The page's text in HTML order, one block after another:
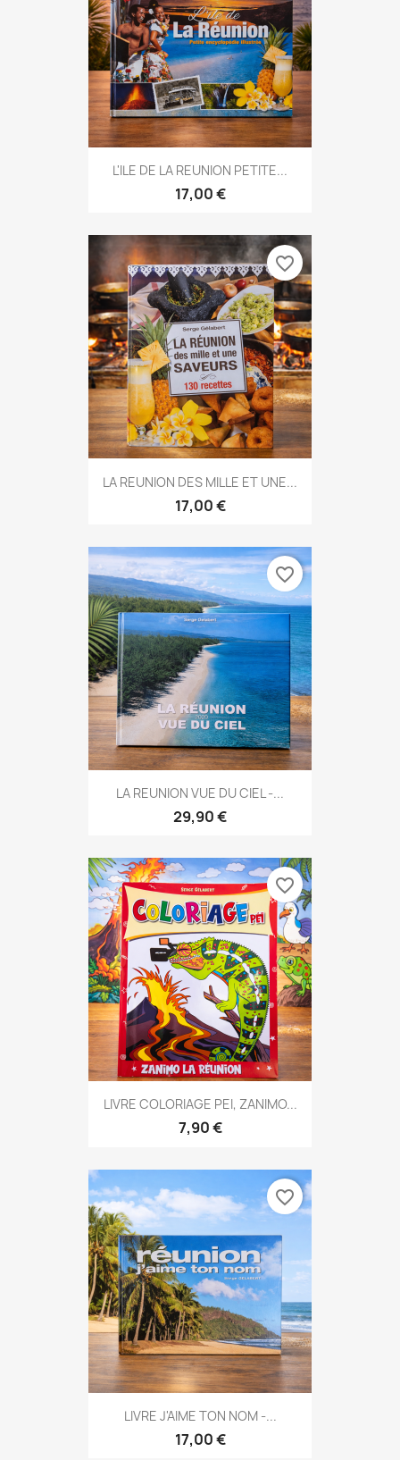
L'ILE DE LA REUNION PETITE...
17,00 €
LA REUNION DES MILLE ET UNE...
17,00 €
favorite_border
LA REUNION VUE DU CIEL -...
29,90 €
favorite_border
LIVRE COLORIAGE PEI, ZANIMO...
7,90 €
favorite_border
LIVRE J'AIME TON NOM -...
17,00 €
favorite_border